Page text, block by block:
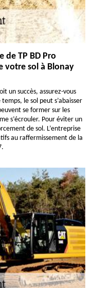
de TP BD Pro
votre sol à Blonay
un succès, assurez-vous
le sol peut s’abaisser
se former sur les
s’écrouler. Pour éviter un
de sol. L’entreprise
au raffermissement de la